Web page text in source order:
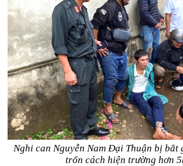
Nghi can Nguyễn Nam Đại Thuận bị bắt
trốn cách hiện trường hơn